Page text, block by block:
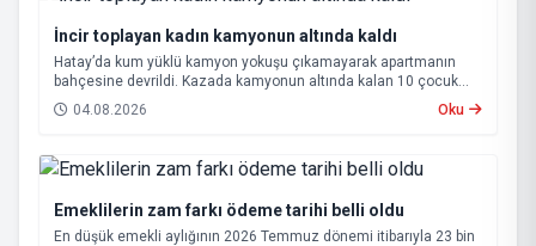
İncir toplayan kadın kamyonun altında kaldı
Hatay’da kum yüklü kamyon yokuşu çıkamayarak apartmanın
bahçesine devrildi. Kazada kamyonun altında kalan 10 çocuk
annesi 65 yaşındaki kadın hayatını kaybetti.
04.08.2026 Oku
Emeklilerin zam farkı ödeme tarihi belli oldu
En düşük emekli aylığının 2026 Temmuz dönemi itibarıyla 23 bin